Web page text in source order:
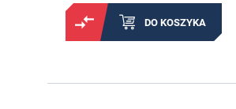
DO KOSZYKA